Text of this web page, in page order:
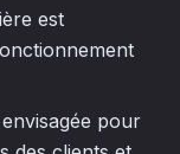
est
pour